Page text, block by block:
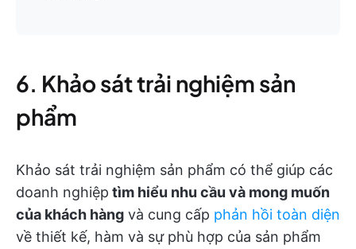
6. Khảo sát trải nghiệm sản
phẩm
Khảo sát trải nghiệm sản phẩm có thể giúp các
doanh nghiệp tìm hiểu nhu cầu và mong muốn
của khách hàng và cung cấp phản hồi toàn diện
về thiết kế, hàm và sự phù hợp của sản phẩm